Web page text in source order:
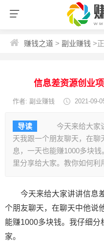
赚钱之道 > 副业赚钱 >
信息差资源创业
作者: 副业赚钱 2021-09-
导读
今天来给大家讲
天我跟一个朋友聊天，在聊
息，一天也能赚1000多块
里分享给大家。教你如何利
今天来给大家讲讲信息差
个朋友聊天，在聊天中他说
能赚1000多块钱。我仔细
家。